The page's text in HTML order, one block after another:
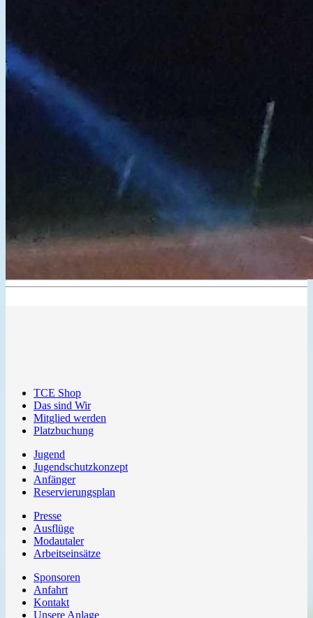
TCE Shop
Das sind Wir
Mitglied werden
Platzbuchung
Jugend
Jugendschutzkonzept
Anfänger
Reservierungsplan
Presse
Ausflüge
Modautaler
Arbeitseinsätze
Sponsoren
Anfahrt
Kontakt
Unsere Anlage